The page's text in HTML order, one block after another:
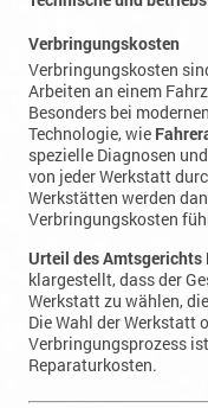
Verbringungskosten
Arbeiten an einem
Besonders bei
Technologie, wie
spezielle Diagnosen
von jeder Werkstatt
Werkstätten werden
Verbringungskosten
Urteil des Amtsgerichts
klargestellt, dass der
Die Wahl der Werkstatt
Verbringungsprozess
Reparaturkosten.
Verbringungskosten